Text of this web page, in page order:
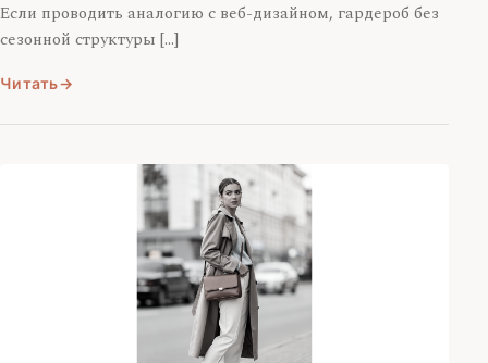
Если проводить аналогию с веб-дизайном, гардероб без
сезонной структуры […]
Читать